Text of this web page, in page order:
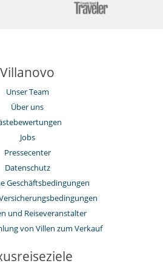
Villanovo
Unser Team
Über uns
Jobs
Pressecenter
Datenschutz
Geschäftsbedingungen
und Reiseveranstalter
von Villen zum Verkauf